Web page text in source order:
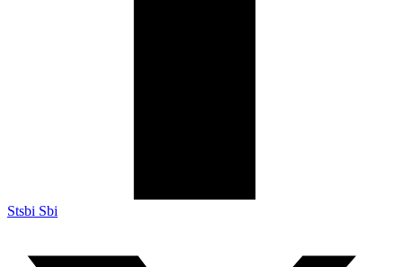
Stsbi Sbi